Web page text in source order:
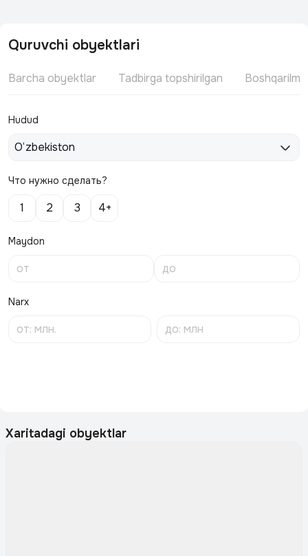
Quruvchi obyektlari
Barcha obyektlar Tadbirga topshirilgan
Hudud
O‘zbekiston
Что нужно сделать?
1 2 3 4+
Maydon
Narx
Xaritadagi obyektlar